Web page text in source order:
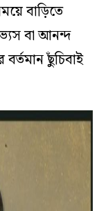
বাড়িতে
বা আনন্দ
ছুঁচিবাই